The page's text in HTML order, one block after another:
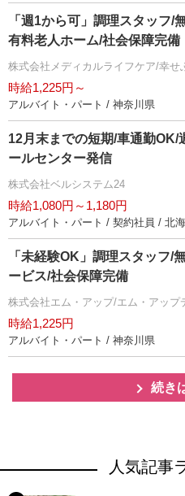
「週1から可」調理スタッフ/
有料老人ホーム/社会保障完備
株式会社メディカルライフケア/幸せ
時給1,225円～
アルバイト・パート / 神奈川県
12月末までの短期/車通勤OK/
ールセンター発信
株式会社ベルシステム24
時給1,080円～1,180円
アルバイト・パート / 契約社員 / 北
「未経験OK」調理スタッフ/
ービス/社会保障完備
株式会社エム・アップ/エム・アップ
時給1,225円
アルバイト・パート / 神奈川県
続き
人気記事